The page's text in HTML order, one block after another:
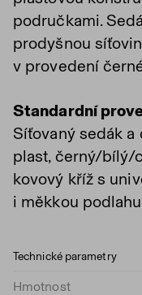
područkami.
prodyšnou
v provedení
Standardní
Síťovaný sedák a
plast, černý/bílý/
kovový kříž s
i měkkou
Technické parametry
Hmotnost